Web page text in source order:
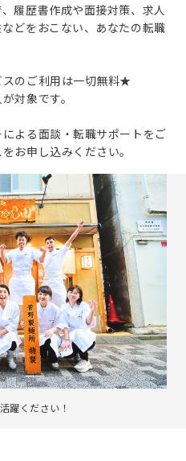
履歴書作成や面接対策、求人
どをおこない、あなたの転職
のご利用は一切無料★
対象です。
よる面談・転職サポートをご
お申し込みください。
躍ください！